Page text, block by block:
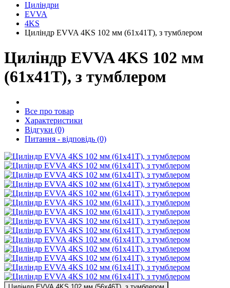
Циліндри
EVVA
4KS
Циліндр EVVA 4KS 102 мм (61x41T), з тумблером
Циліндр EVVA 4KS 102 мм
(61x41T), з тумблером
Все про товар
Характеристики
Відгуки (0)
Питання - відповідь (0)